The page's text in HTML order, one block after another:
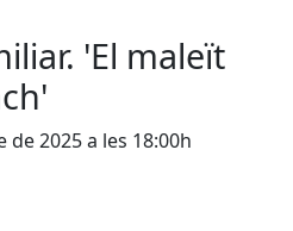
'El maleït
2025 a les 18:00h